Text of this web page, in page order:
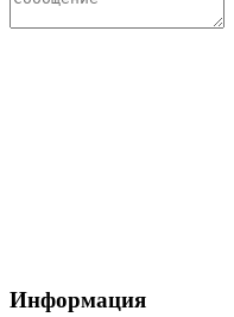
Информация